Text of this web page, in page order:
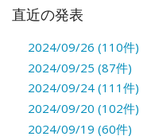
直近の発表
2024/09/26 (110件)
2024/09/25 (87件)
2024/09/24 (111件)
2024/09/20 (102件)
2024/09/19 (60件)